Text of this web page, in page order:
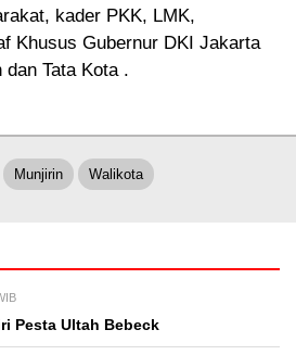
kader PKK, LMK,
Khusus Gubernur DKI Jakarta
dan Tata Kota .
Munjirin Walikota
Pesta Ultah Bebeck